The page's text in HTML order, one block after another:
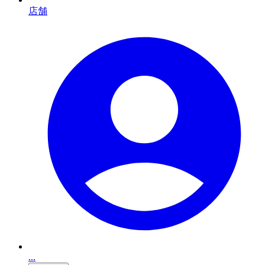
店舗
...